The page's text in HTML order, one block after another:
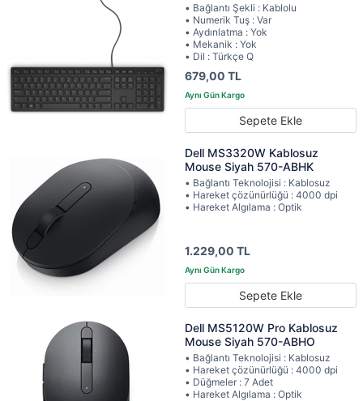
• Bağlantı Şekli : Kablolu
• Numerik Tuş : Var
• Aydınlatma : Yok
• Mekanik : Yok
• Dil : Türkçe Q
679,00 TL
Sepete Ekle
Dell MS3320W Kablosuz
Mouse Siyah 570-ABHK
• Bağlantı Teknolojisi : Kablosuz
• Hareket çözünürlüğü : 4000 dpi
• Hareket Algılama : Optik
1.229,00 TL
Sepete Ekle
Dell MS5120W Pro Kablosuz
Mouse Siyah 570-ABHO
• Bağlantı Teknolojisi : Kablosuz
• Hareket çözünürlüğü : 4000 dpi
• Düğmeler : 7 Adet
• Hareket Algılama : Optik